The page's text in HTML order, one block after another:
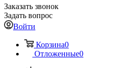
Заказать звонок
Задать вопрос
Войти
Корзина0
Отложенные0